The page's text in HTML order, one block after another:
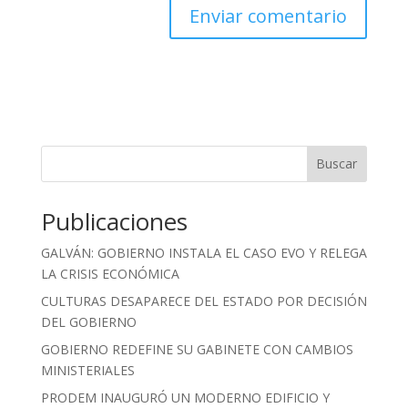
Buscar
Publicaciones
GALVÁN: GOBIERNO INSTALA EL CASO EVO Y RELEGA
LA CRISIS ECONÓMICA
CULTURAS DESAPARECE DEL ESTADO POR DECISIÓN
DEL GOBIERNO
GOBIERNO REDEFINE SU GABINETE CON CAMBIOS
MINISTERIALES
PRODEM INAUGURÓ UN MODERNO EDIFICIO Y